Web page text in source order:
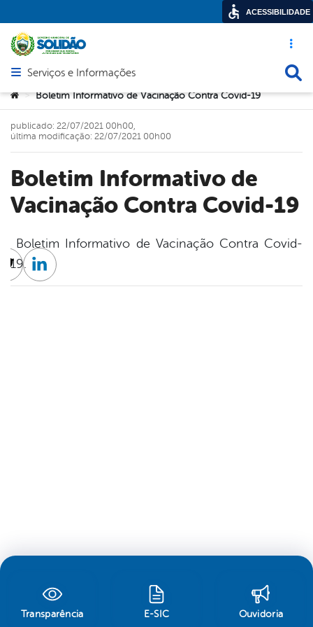
Acesso
Abrir menu principal de navegação
Serviços e Informações
Você está aqui:
> Boletim Informativo de Vacinação Contra Covid-19
Boletim Informativo de
Vacinação Contra Covid-19
publicado: 22/07/2021 00h00,
última modificação: 22/07/2021 00h00
Boletim Informativo de Vacinação Contra Covid-
19.
Twitter
Linkedin
Transparência E-SIC Ouvidoria
ACESSIBILIDADE